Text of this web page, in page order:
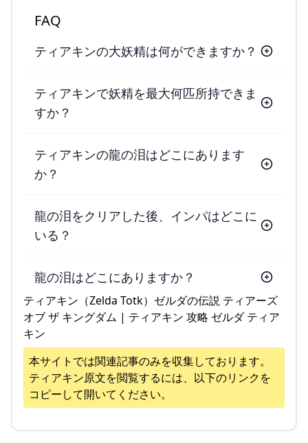
FAQ
ティアキンの大妖精は何ができますか？
ティアキンで妖精を最大何匹所持できま
すか？
ティアキンの龍の泪はどこにあります
か？
龍の泪をクリアした後、インパはどこに
いる？
龍の泪はどこにありますか？
ティアキン（Zelda Totk）ゼルダの伝説 ティアーズ
オブ ザ キングダム | ティアキン 攻略 ゼルダ ティア
キン
本サイトでは関連記事のみを収集しております。
ティアキン原文を閲覧するには、以下のリンクを
コピーして開いてください。